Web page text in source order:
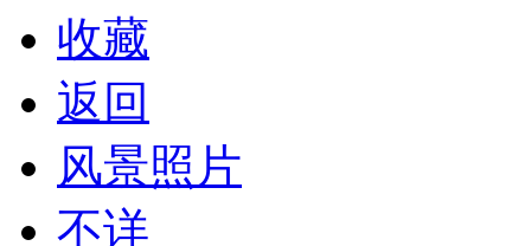
收藏
返回
风景照片
不详